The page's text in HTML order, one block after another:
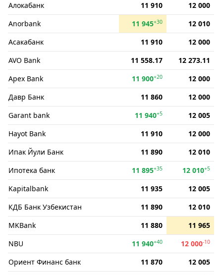
Алокабанк 11 910
12 000
Anorbank
11 945+30
12 010
Асакабанк
11 910
12 000
AVO Bank
11 558.17
12 273.11
Apex Bank
11 900+20
12 000
Давр Банк
11 860
12 000
Garant bank
11 940+5
12 005
Hayot Bank
11 910
12 000
Ипак Йули Банк
11 890
12 010
Ипотека банк
11 895+35 12 010+5
Kapitalbank 11 935
12 005
КДБ Банк Узбекистан
11 890
12 010
MKBank
11 880
11 965
NBU
11 940+40 12 000-10
Ориент Финанс банк 11 870 12 005